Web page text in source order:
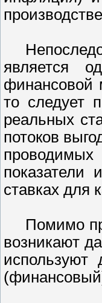
является
финансовой
то следует
реальных
потоков
показатели
ставках для
Помимо
возникают
используют